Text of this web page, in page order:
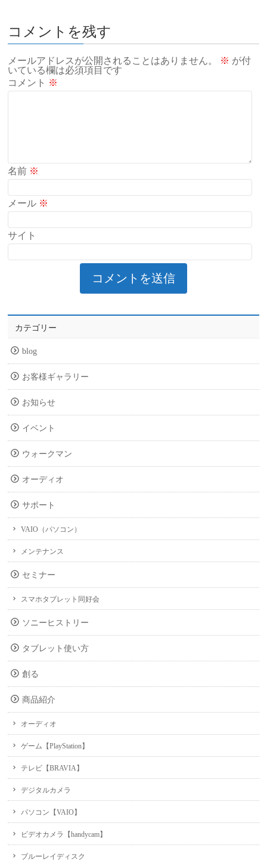
コメントを残す
メールアドレスが公開されることはありません。 ※ が付
いている欄は必須項目です
コメント ※
名前 ※
メール ※
サイト
カテゴリー
blog
お客様ギャラリー
お知らせ
イベント
ウォークマン
オーディオ
サポート
VAIO（パソコン）
メンテナンス
セミナー
スマホタブレット同好会
ソニーヒストリー
タブレット使い方
創る
商品紹介
オーディオ
ゲーム【PlayStation】
テレビ【BRAVIA】
デジタルカメラ
パソコン【VAIO】
ビデオカメラ【handycam】
ブルーレイディスク